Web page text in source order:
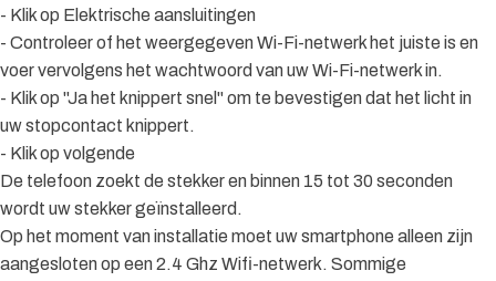
- Klik op Elektrische aansluitingen
- Controleer of het weergegeven Wi-Fi-netwerk het juiste is en
voer vervolgens het wachtwoord van uw Wi-Fi-netwerk in.
- Klik op "Ja het knippert snel" om te bevestigen dat het licht in
uw stopcontact knippert.
- Klik op volgende
De telefoon zoekt de stekker en binnen 15 tot 30 seconden
wordt uw stekker geïnstalleerd.
Op het moment van installatie moet uw smartphone alleen zijn
aangesloten op een 2.4 Ghz Wifi-netwerk. Sommige